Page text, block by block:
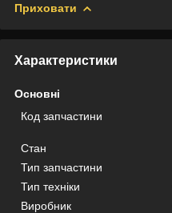
Приховати
Характеристики
Основні
Код запчастини
Стан
Тип запчастини
Тип техніки
Виробник